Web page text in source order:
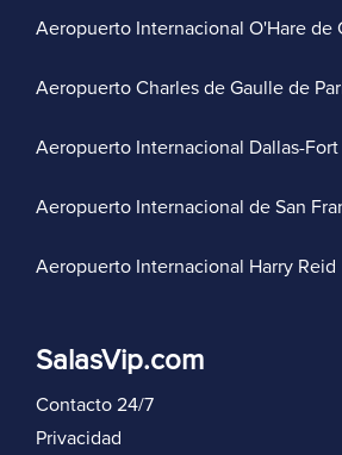
Aeropuerto Internacional O'Hare de
Aeropuerto Charles de Gaulle de
Aeropuerto Internacional Dallas-Fort
Aeropuerto Internacional de San
Aeropuerto Internacional Harry Reid
SalasVip.com
Contacto 24/7
Privacidad